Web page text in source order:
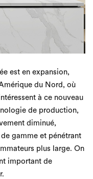
est en expansion,
du Nord, où
à ce nouveau
de production,
diminué,
gamme et pénétrant
plus large. On
important de